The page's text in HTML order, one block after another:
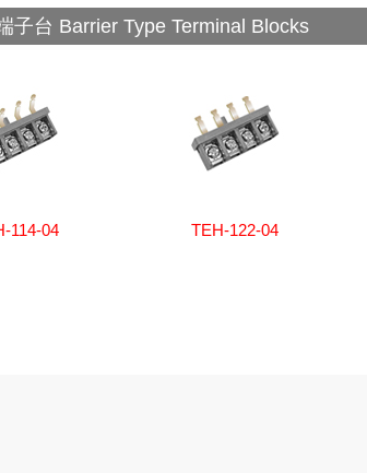
子台 Barrier Type Terminal Blocks
114-04 TEH-122-04